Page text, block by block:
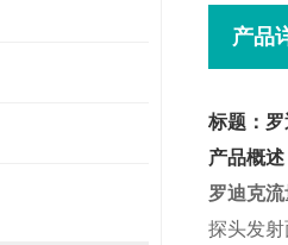
产品
标题：
产品概述
罗迪克
探头发